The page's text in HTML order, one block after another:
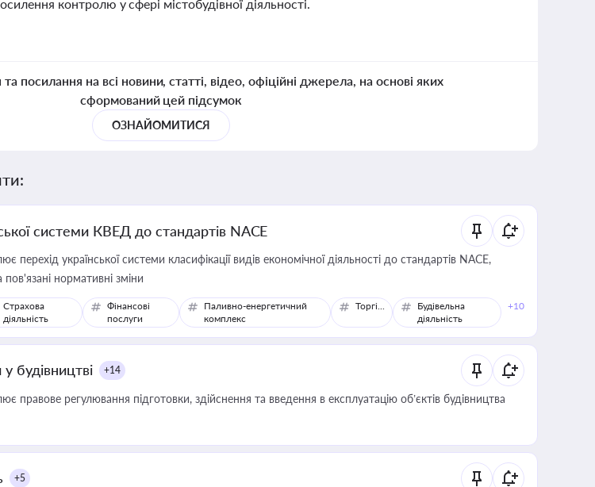
контролю у сфері містобудівної діяльності.
посилання на всі новини, статті, відео, офіційні джерела, на основі яких
сформований цей підсумок
ОЗНАЙОМИТИСЯ
системи КВЕД до стандартів NACE
перехід української системи класифікації видів економічної діяльності до стандартів NACE,
нормативні зміни
Страхова
діяльність
Фінансові
послуги
Паливно-енергетичний
комплекс
Торгівля
Будівельна
діяльність
+10
будівництві +14
правове регулювання підготовки, здійснення та введення в експлуатацію об’єктів будівництва
+5